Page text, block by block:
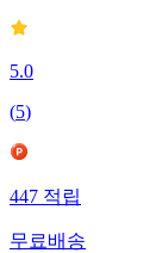
5.0
(5)
447 적립
무료배송